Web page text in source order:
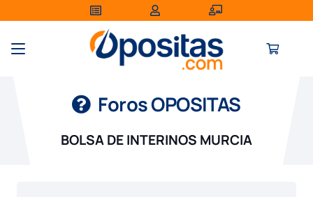
Foros OPOSITAS
BOLSA DE INTERINOS MURCIA